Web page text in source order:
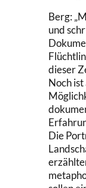
Berg:
und
dieser
Noch
Die